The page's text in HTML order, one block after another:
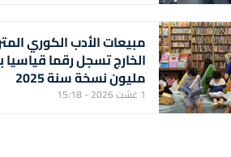
مبيعات الأدب الكوري
مليون نسخة سنة 2025
1 غشت 2026 - 15:18